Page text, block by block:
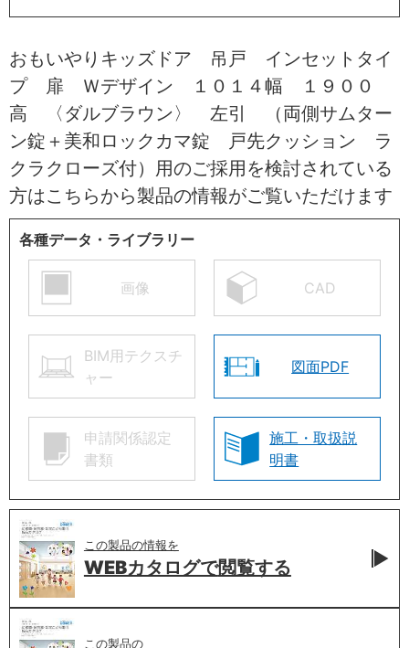
おもいやりキッズドア 吊戸 インセットタイ
プ 扉 Ｗデザイン １０１４幅 １９００
高 〈ダルブラウン〉 左引 （両側サムター
ン錠＋美和ロックカマ錠 戸先クッション ラ
クラクローズ付）用のご採用を検討されている
方はこちらから製品の情報がご覧いただけます
各種データ・ライブラリー
画像 CAD
BIM用テクスチ
ャー
図面PDF
申請関係認定
書類
施工・取扱説
明書
この製品の情報を
WEBカタログで閲覧する
この製品の